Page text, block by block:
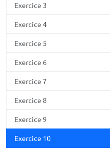
Exercice 3
Exercice 4
Exercice 5
Exercice 6
Exercice 7
Exercice 8
Exercice 9
Exercice 10